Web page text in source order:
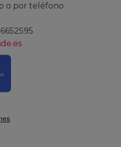
o por teléfono